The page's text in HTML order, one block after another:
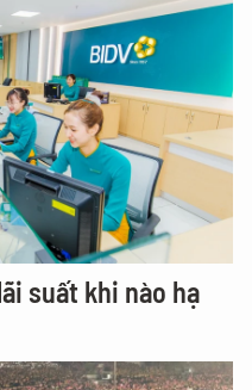
suất khi nào hạ